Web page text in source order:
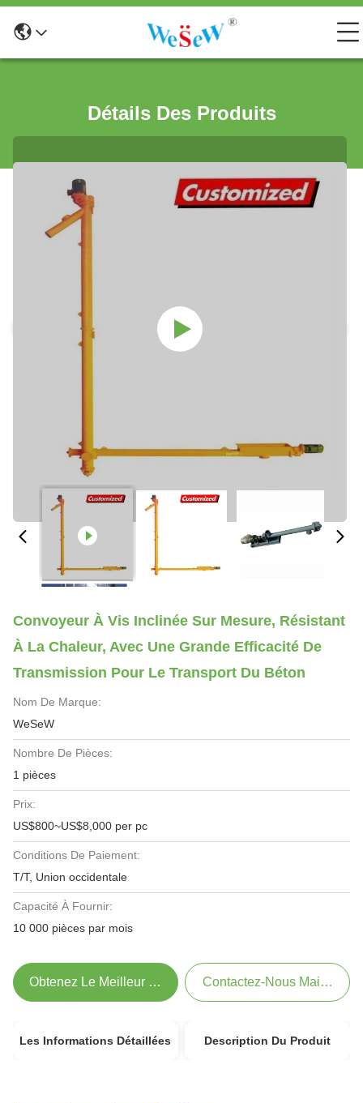
Détails Des Produits
Convoyeur À Vis Inclinée Sur Mesure, Résistant
À La Chaleur, Avec Une Grande Efficacité De
Transmission Pour Le Transport Du Béton
Nom De Marque:
WeSeW
Nombre De Pièces:
1 pièces
Prix:
US$800~US$8,000 per pc
Conditions De Paiement:
T/T, Union occidentale
Capacité À Fournir:
10 000 pièces par mois
Obtenez Le Meilleur Prix Contactez-Nous Maintenant
Les Informations Détaillées Description Du Produit